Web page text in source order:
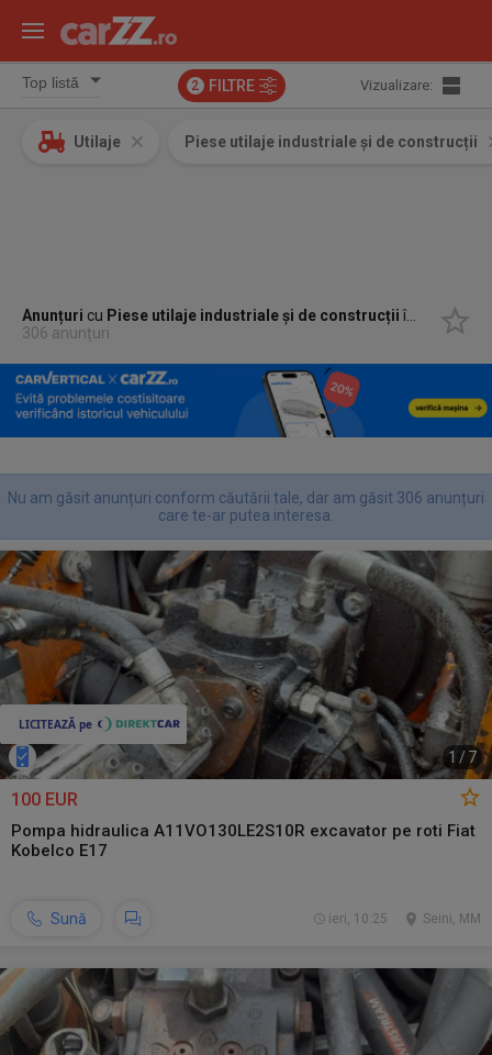
2 FILTRE Vizualizare:
Utilaje Piese utilaje industriale și de construcții
Anunțuri cu Piese utilaje industriale și de construcțiiîn
306 anunțuri
Nu am găsit anunțuri conform căutării tale, dar am găsit 306 anunțuri
care te-ar putea interesa.
1 / 7
100 EUR
Pompa hidraulica A11VO130LE2S10R excavator pe roti Fiat
Kobelco E17
Sună Seini, MM
ieri, 10:25